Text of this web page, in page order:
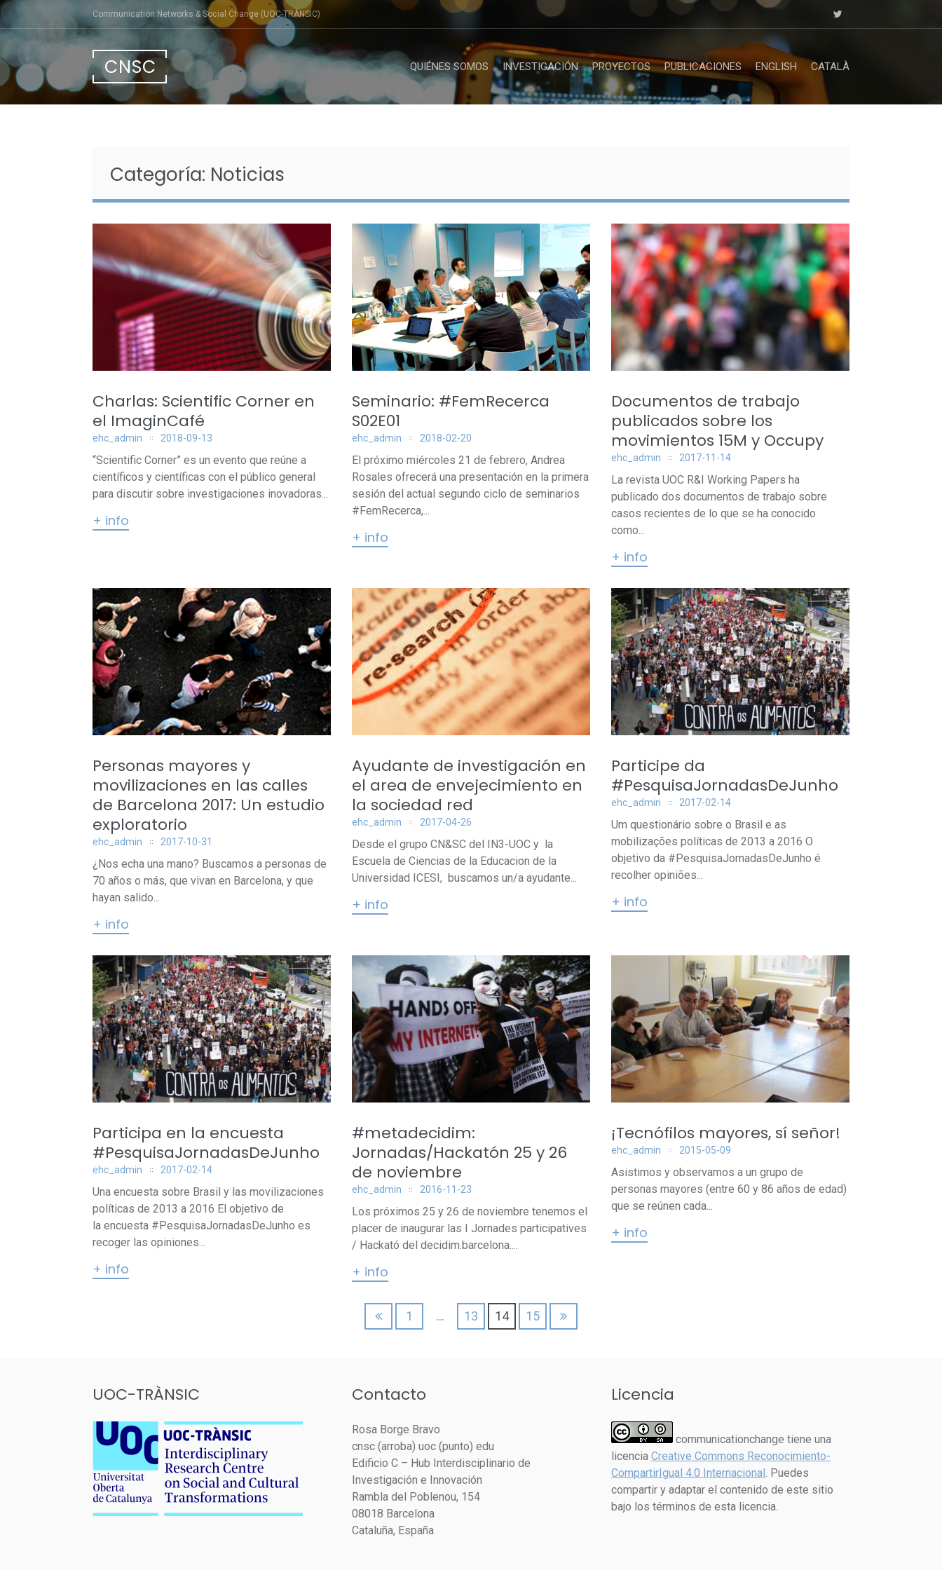
Saltar
contenido
Communication Networks & Social Change (UOC-TRÀNSIC)
CNSC QUIÉNES SOMOS INVESTIGACIÓN PROYECTOS PUBLICACIONES ENGLISH CATALÀ
Categoría: Noticias
Charlas: Scientific Corner en
el ImaginCafé
ehc_admin 2018-09-13
“Scientific Corner” es un evento que reúne a
científicos y científicas con el público general
para discutir sobre investigaciones inovadoras...
+ info
Seminario: #FemRecerca
S02E01
ehc_admin 2018-02-20
El próximo miércoles 21 de febrero, Andrea
Rosales ofrecerá una presentación en la primera
sesión del actual segundo ciclo de seminarios
#FemRecerca,...
+ info
Documentos de trabajo
publicados sobre los
movimientos 15M y Occupy
ehc_admin 2017-11-14
La revista UOC R&I Working Papers ha
publicado dos documentos de trabajo sobre
casos recientes de lo que se ha conocido
como...
+ info
Personas mayores y
movilizaciones en las calles
de Barcelona 2017: Un estudio
exploratorio
ehc_admin 2017-10-31
¿Nos echa una mano? Buscamos a personas de
70 años o más, que vivan en Barcelona, ​​y que
hayan salido...
+ info
Ayudante de investigación en
el area de envejecimiento en
la sociedad red
ehc_admin 2017-04-26
Desde el grupo CN&SC del IN3-UOC y la
Escuela de Ciencias de la Educacion de la
Universidad ICESI, buscamos un/a ayudante...
+ info
Participe da
#PesquisaJornadasDeJunho
ehc_admin 2017-02-14
Um questionário sobre o Brasil e as
mobilizações políticas de 2013 a 2016 O
objetivo da #PesquisaJornadasDeJunho é
recolher opiniões...
+ info
Participa en la encuesta
#PesquisaJornadasDeJunho
ehc_admin 2017-02-14
Una encuesta sobre Brasil y las movilizaciones
políticas de 2013 a 2016 El objetivo de
la encuesta #PesquisaJornadasDeJunho es
recoger las opiniones...
+ info
#metadecidim:
Jornadas/Hackatón 25 y 26
de noviembre
ehc_admin 2016-11-23
Los próximos 25 y 26 de noviembre tenemos el
placer de inaugurar las I Jornades participatives
/ Hackató del decidim.barcelona....
+ info
¡Tecnófilos mayores, sí señor!
ehc_admin 2015-05-09
Asistimos y observamos a un grupo de
personas mayores (entre 60 y 86 años de edad)
que se reúnen cada...
+ info
1 … 13 14 15
UOC-TRÀNSIC Contacto
Rosa Borge Bravo
cnsc (arroba) uoc (punto) edu
Edificio C – Hub Interdisciplinario de
Investigación e Innovación
Rambla del Poblenou, 154
08018 Barcelona
Cataluña, España
Licencia
communicationchange tiene una
licencia Creative Commons Reconocimiento-
CompartirIgual 4.0 Internacional. Puedes
compartir y adaptar el contenido de este sitio
bajo los términos de esta licencia.